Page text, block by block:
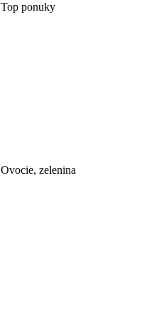
Top ponuky
Ovocie, zelenina